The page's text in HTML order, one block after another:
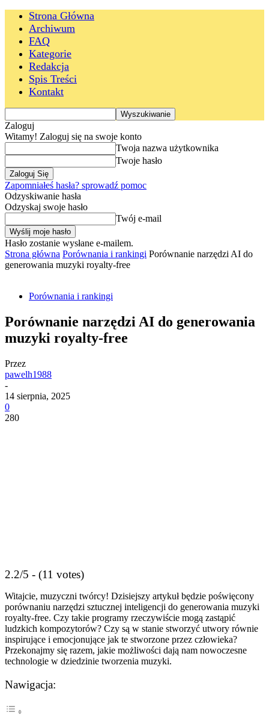
Strona Główna
Archiwum
FAQ
Kategorie
Redakcja
Spis Treści
Kontakt
Zaloguj
Witamy! Zaloguj się na swoje konto
Twoja nazwa użytkownika
Twoje hasło
Zapomniałeś hasła? sprowadź pomoc
Odzyskiwanie hasła
Odzyskaj swoje hasło
Twój e-mail
Hasło zostanie wysłane e-mailem.
Strona główna Porównania i rankingi Porównanie narzędzi AI do
generowania muzyki royalty-free
Porównania i rankingi
Porównanie narzędzi AI do generowania
muzyki royalty-free
Przez
pawelh1988
-
14 sierpnia, 2025
0
280
2.2/5 - (11 votes)
Witajcie, muzyczni twórcy! Dzisiejszy artykuł będzie poświęcony
porównaniu narzędzi sztucznej inteligencji do generowania muzyki
royalty-free. Czy takie programy rzeczywiście mogą zastąpić
ludzkich kompozytorów? Czy są w stanie stworzyć utwory równie
inspirujące i emocjonujące jak te stworzone przez człowieka?
Przekonajmy się razem, jakie możliwości dają nam nowoczesne
technologie w dziedzinie tworzenia muzyki.
Nawigacja: